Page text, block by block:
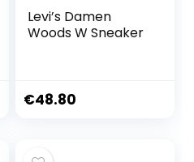
Levi’s Damen
Woods W Sneaker
€48.80